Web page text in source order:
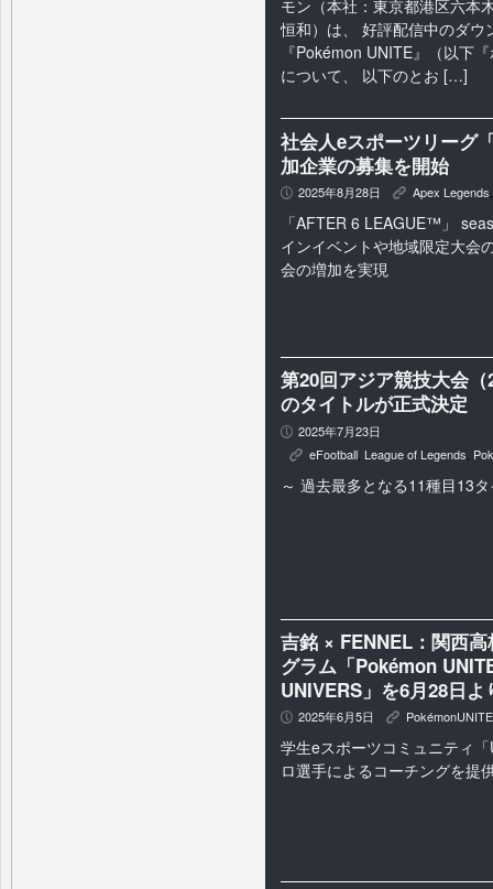
モン（本社：東京都港区六本
恒和）は、 好評配信中のダウ
『Pokémon UNITE』（以下
について、 以下のとお […]
社会人eスポーツリーグ
加企業の募集を開始
P 2025年8月28日 K Apex Legends
「AFTER 6 LEAGUE™」
インイベントや地域限定大会
会の増加を実現
第20回アジア競技大会
のタイトルが正式決定
P 2025年7月23日
K eFootball League of Legends
～ 過去最多となる11種目13
吉銘 × FENNEL：関西
グラム「Pokémon
UNIVERS」を6月28日よ
P 2025年6月5日 K PokémonUNITE
学生eスポーツコミュニティ
ロ選手によるコーチングを提